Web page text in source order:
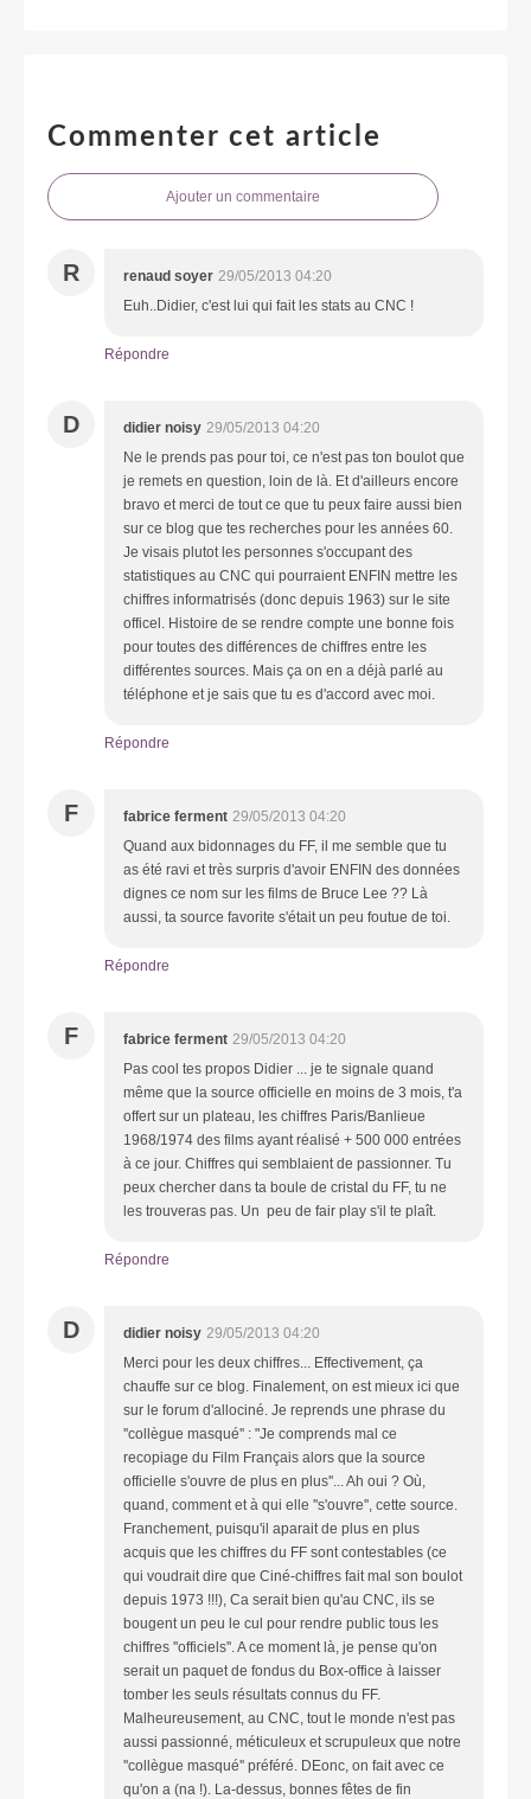
Commenter cet article
Ajouter un commentaire
R renaud soyer 29/05/2013 04:20
Euh..Didier, c'est lui qui fait les stats au CNC !
Répondre
D didier noisy 29/05/2013 04:20
Ne le prends pas pour toi, ce n'est pas ton boulot que
je remets en question, loin de là. Et d'ailleurs encore
bravo et merci de tout ce que tu peux faire aussi bien
sur ce blog que tes recherches pour les années 60.
Je visais plutot les personnes s'occupant des
statistiques au CNC qui pourraient ENFIN mettre les
chiffres informatrisés (donc depuis 1963) sur le site
officel. Histoire de se rendre compte une bonne fois
pour toutes des différences de chiffres entre les
différentes sources. Mais ça on en a déjà parlé au
téléphone et je sais que tu es d'accord avec moi.
Répondre
F fabrice ferment 29/05/2013 04:20
Quand aux bidonnages du FF, il me semble que tu
as été ravi et très surpris d'avoir ENFIN des données
dignes ce nom sur les films de Bruce Lee ?? Là
aussi, ta source favorite s'était un peu foutue de toi.
Répondre
F fabrice ferment 29/05/2013 04:20
Pas cool tes propos Didier ... je te signale quand
même que la source officielle en moins de 3 mois, t'a
offert sur un plateau, les chiffres Paris/Banlieue
1968/1974 des films ayant réalisé + 500 000 entrées
à ce jour. Chiffres qui semblaient de passionner. Tu
peux chercher dans ta boule de cristal du FF, tu ne
les trouveras pas. Un peu de fair play s'il te plaît.
Répondre
D didier noisy 29/05/2013 04:20
Merci pour les deux chiffres... Effectivement, ça
chauffe sur ce blog. Finalement, on est mieux ici que
sur le forum d'allociné. Je reprends une phrase du
''collègue masqué'' : "Je comprends mal ce
recopiage du Film Français alors que la source
officielle s'ouvre de plus en plus''... Ah oui ? Où,
quand, comment et à qui elle ''s'ouvre'', cette source.
Franchement, puisqu'il aparait de plus en plus
acquis que les chiffres du FF sont contestables (ce
qui voudrait dire que Ciné-chiffres fait mal son boulot
depuis 1973 !!!), Ca serait bien qu'au CNC, ils se
bougent un peu le cul pour rendre public tous les
chiffres ''officiels''. A ce moment là, je pense qu'on
serait un paquet de fondus du Box-office à laisser
tomber les seuls résultats connus du FF.
Malheureusement, au CNC, tout le monde n'est pas
aussi passionné, méticuleux et scrupuleux que notre
''collègue masqué'' préféré. DEonc, on fait avec ce
qu'on a (na !). La-dessus, bonnes fêtes de fin